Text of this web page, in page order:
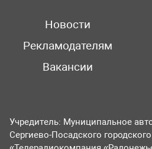
Новости
Рекламодателям
Вакансии
Учредитель: Муниципальное
Сергиево-Посадского